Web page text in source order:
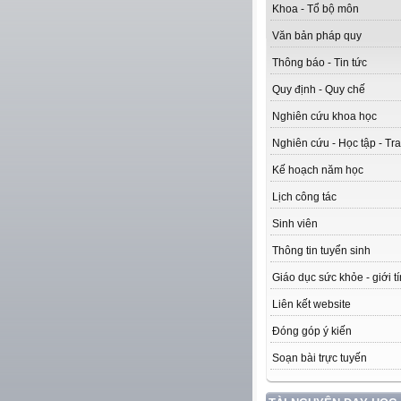
Khoa - Tổ bộ môn
Văn bản pháp quy
Thông báo - Tin tức
Quy định - Quy chế
Nghiên cứu khoa học
Nghiên cứu - Học tập -
Kế hoạch năm học
Lịch công tác
Sinh viên
Thông tin tuyển sinh
Giáo dục sức khỏe - giới
Liên kết website
Đóng góp ý kiến
Soạn bài trực tuyến